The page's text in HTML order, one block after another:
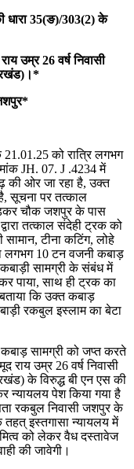
धारा 35(ङ)/303(2) के
उम्र 26 वर्ष निवासी
21.01.25 को रात्रि लगभग
JH. 07. J .4234 में
की ओर जा रहा है, उक्त
सूचना पर तत्काल
चौक जशपुर के पास
तत्काल संदेही ट्रक को
टीना कटिंग, लोहे
लगभग 10 टन वजनी कबाड़
सामग्री के संबंध में
पाया, साथ ही ट्रक का
कि उक्त कबाड़
रकबुल इस्लाम का बेटा
सामग्री को जप्त करते
राय उम्र 26 वर्ष निवासी
के विरुद्ध बी एन एस की
न्यायलय पेश किया गया है
रकबुल निवासी जशपुर के
तहत् इस्तगासा न्यायलय में
को लेकर वैध दस्तावेज
की जावेगी।